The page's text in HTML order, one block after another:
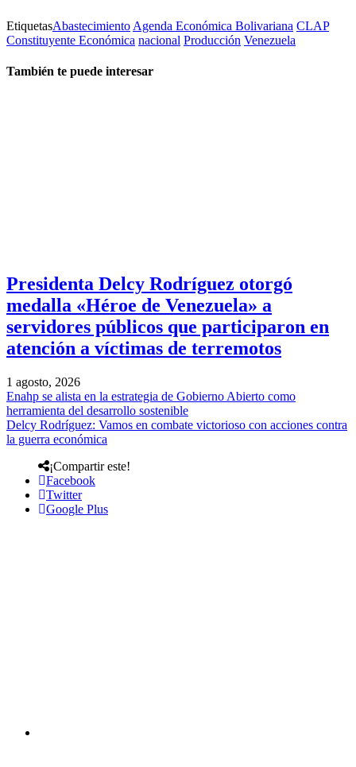
EtiquetasAbastecimiento Agenda Económica Bolivariana CLAP
Constituyente Económica nacional Producción Venezuela
También te puede interesar
Presidenta Delcy Rodríguez otorgó
medalla «Héroe de Venezuela» a
servidores públicos que participaron en
atención a víctimas de terremotos
1 agosto, 2026
Enahp se alista en la estrategia de Gobierno Abierto como
herramienta del desarrollo sostenible
Delcy Rodríguez: Vamos en combate victorioso con acciones contra
la guerra económica
¡Compartir este!
Facebook
Twitter
Google Plus